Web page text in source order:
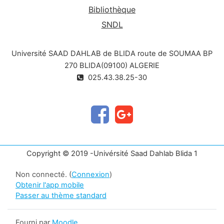
Bibliothèque
SNDL
Université SAAD DAHLAB de BLIDA route de SOUMAA BP
270 BLIDA(09100) ALGERIE
025.43.38.25-30
Copyright © 2019 -Univérsité Saad Dahlab Blida 1
Non connecté. (Connexion)
Obtenir l'app mobile
Passer au thème standard